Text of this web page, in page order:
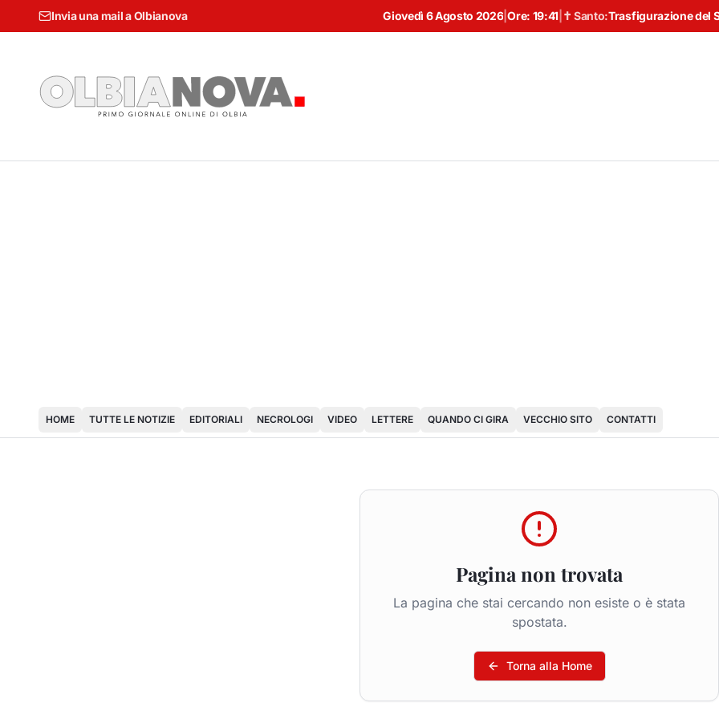
Invia una mail a Olbianova Giovedì 6 Agosto 2026 |Ore: 19:41| ✝ Santo:Trasfigurazione del
HOME TUTTE LE NOTIZIE EDITORIALI NECROLOGI VIDEO LETTERE QUANDO CI GIRA VECCHIO SITO CONTATTI
Pagina non trovata
La pagina che stai cercando non esiste o è stata
spostata.
Torna alla Home